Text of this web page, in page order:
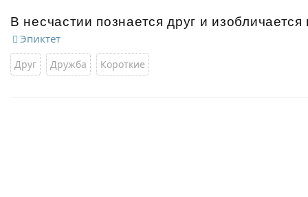
В несчастии познается друг и изобличается
Эпиктет
Друг Дружба Короткие